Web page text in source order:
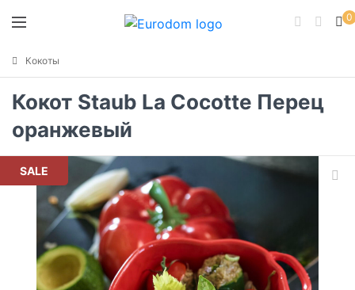
0
Кокоты
Кокот Staub La Cocotte Перец
оранжевый
SALE